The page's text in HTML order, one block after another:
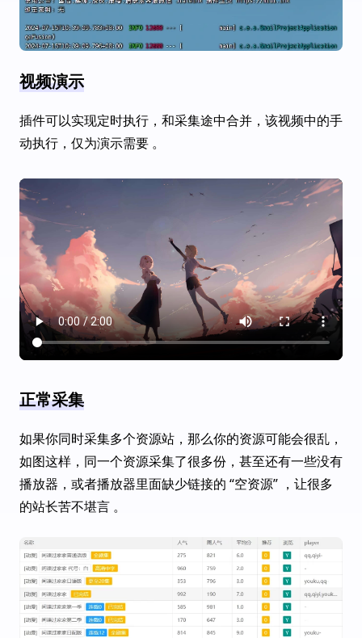
视频演示
插件可以实现定时执行，和采集途中合并，该视频中的手
动执行，仅为演示需要 。
正常采集
如果你同时采集多个资源站，那么你的资源可能会很乱，
如图这样，同一个资源采集了很多份，甚至还有一些没有
播放器，或者播放器里面缺少链接的 “空资源” ，让很多
的站长苦不堪言 。